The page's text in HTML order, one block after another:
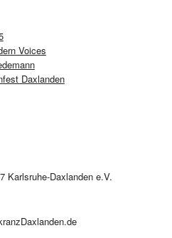
Voices
Daxlanden
Karlsruhe-Daxlanden e.V.